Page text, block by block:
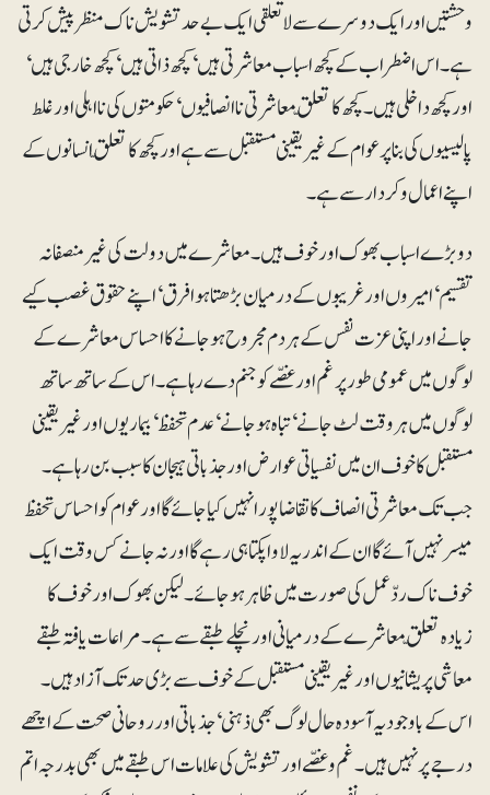
وحشتیں اور ایک دوسرے سے لاتعلّقی ایک بے حد تشویش ناک منظر پیش کرتی
ہے۔ اس اضطراب کے کچھ اسباب معاشرتی ہیں‘ کچھ ذاتی ہیں‘ کچھ خارجی ہیں‘
اور کچھ داخلی ہیں۔ کچھ کا تعلّق معاشرتی ناانصافیوں‘ حکومتوں کی نااہلی اور غلط
پالیسیوں کی بنا پر عوام کے غیر یقینی مستقبل سے ہے اور کچھ کا تعلّق انسانوں کے
اپنے اعمال و کردار سے ہے۔
دو بڑے اسباب بھوک اور خوف ہیں۔ معاشرے میں دولت کی غیر منصفانہ
تقسیم‘ امیروں اور غریبوں کے درمیان بڑھتا ہوا فرق‘ اپنے حقوق غصب کیے
جانے اور اپنی عزت نفس کے ہر دم مجروح ہو جانے کا احساس معاشرے کے
لوگوں میں عمومی طور پر غم اور غصّے کو جنم دے رہا ہے۔ اس کے ساتھ ساتھ
لوگوں میں ہر وقت لٹ جانے‘ تباہ ہو جانے‘ عدم تحفظ ‘ بیماریوں اور غیر یقینی
مستقبل کا خوف ان میں نفسیاتی عوارض اور جذباتی ہیجان کا سبب بن رہا ہے۔
جب تک معاشرتی انصاف کا تقاضا پورا نہیں کیا جائے گا اور عوام کو احساس تحفظ
میسر نہیں آئے گا ان کے اندر یہ لاوا پکتا ہی رہے گا اورنہ جانے کس وقت ایک
خوف ناک ردّعمل کی صورت میں ظاہر ہو جائے۔ لیکن بھوک اور خوف کا
زیادہ تعلّق معاشرے کے درمیانی اور نچلے طبقے سے ہے۔ مراعات یافتہ طبقے
معاشی پریشانیوں اور غیر یقینی مستقبل کے خوف سے بڑی حد تک آزاد ہیں۔
اس کے باوجود یہ آسودہ حال لوگ بھی ذہنی‘ جذباتی اور روحانی صحت کے اچھے
درجے پر نہیں ہیں۔ غم و غصّے اور تشویش کی علامات اس طبقے میں بھی بدرجہ اتم